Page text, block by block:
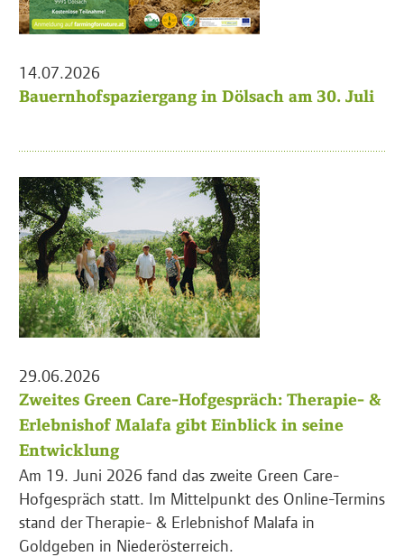
14.07.2026
Bauernhofspaziergang in Dölsach am 30. Juli
29.06.2026
Zweites Green Care-Hofgespräch: Therapie- &
Erlebnishof Malafa gibt Einblick in seine
Entwicklung
Am 19. Juni 2026 fand das zweite Green Care-
Hofgespräch statt. Im Mittelpunkt des Online-Termins
stand der Therapie- & Erlebnishof Malafa in
Goldgeben in Niederösterreich.